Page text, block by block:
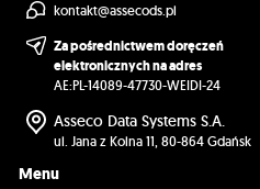
kontakt@assecods.pl
Za pośrednictwem doręczeń
elektronicznych na adres
AE:PL-14089-47730-WEIDI-24
Asseco Data Systems S.A.
ul. Jana z Kolna 11, 80-864 Gdańsk
Menu